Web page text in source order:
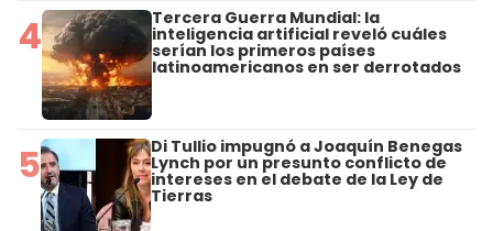
4 Tercera Guerra Mundial: la
inteligencia artificial reveló cuáles
serían los primeros países
latinoamericanos en ser derrotados
5 Di Tullio impugnó a Joaquín Benegas
Lynch por un presunto conflicto de
intereses en el debate de la Ley de
Tierras